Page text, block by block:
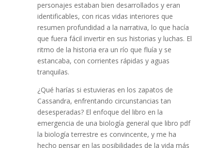
personajes estaban bien desarrollados y eran
identificables, con ricas vidas interiores que
resumen profundidad a la narrativa, lo que hacía
que fuera fácil invertir en sus historias y luchas. El
ritmo de la historia era un río que fluía y se
estancaba, con corrientes rápidas y aguas
tranquilas.
¿Qué harías si estuvieras en los zapatos de
Cassandra, enfrentando circunstancias tan
desesperadas? El enfoque del libro en la
emergencia de una biología general que libro pdf
la biología terrestre es convincente, y me ha
hecho pensar en las posibilidades de la vida más